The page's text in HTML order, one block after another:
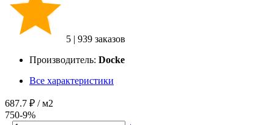
5 | 939 заказов
Производитель: Docke
Все характеристики
687.7 ₽ / м2
750-9%